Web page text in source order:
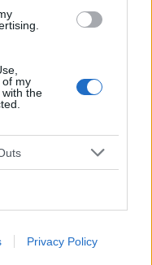
of my
the
Privacy Policy
z kategorii: